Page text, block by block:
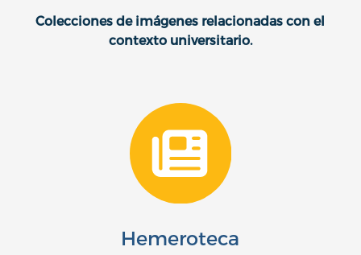
Colecciones de imágenes relacionadas con el
contexto universitario.
Hemeroteca